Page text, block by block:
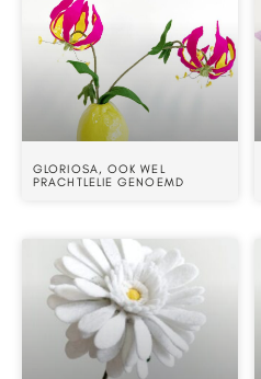
GLORIOSA, OOK WEL
PRACHTLELIE GENOEMD